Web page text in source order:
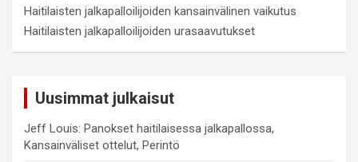
Haitilaisten jalkapalloilijoiden kansainvälinen vaikutus
Haitilaisten jalkapalloilijoiden urasaavutukset
Uusimmat julkaisut
Jeff Louis: Panokset haitilaisessa jalkapallossa,
Kansainväliset ottelut, Perintö